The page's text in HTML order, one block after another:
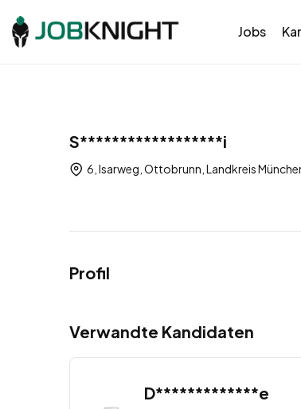
Jobs
S******************i
6, Isarweg, Ottobrunn, Landkreis
Profil
Verwandte Kandidaten
D*************e